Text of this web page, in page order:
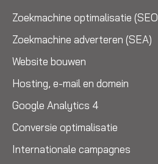
Zoekmachine optimalisatie
Zoekmachine adverteren (SEA)
Website bouwen
Hosting, e-mail en domein
Google Analytics 4
Conversie optimalisatie
Internationale campagnes